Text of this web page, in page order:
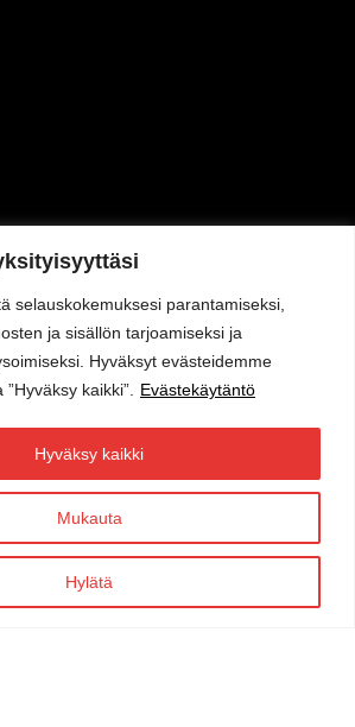
selauskokemuksesi parantamiseksi,
ja sisällön tarjoamiseksi ja
Hyväksyt evästeidemme
kaikki”.
Evästekäytäntö
Mukauta
Hylätä
Hyväksy kaikki
Katso menu
Ajankohtaista
ja evästekäytäntö